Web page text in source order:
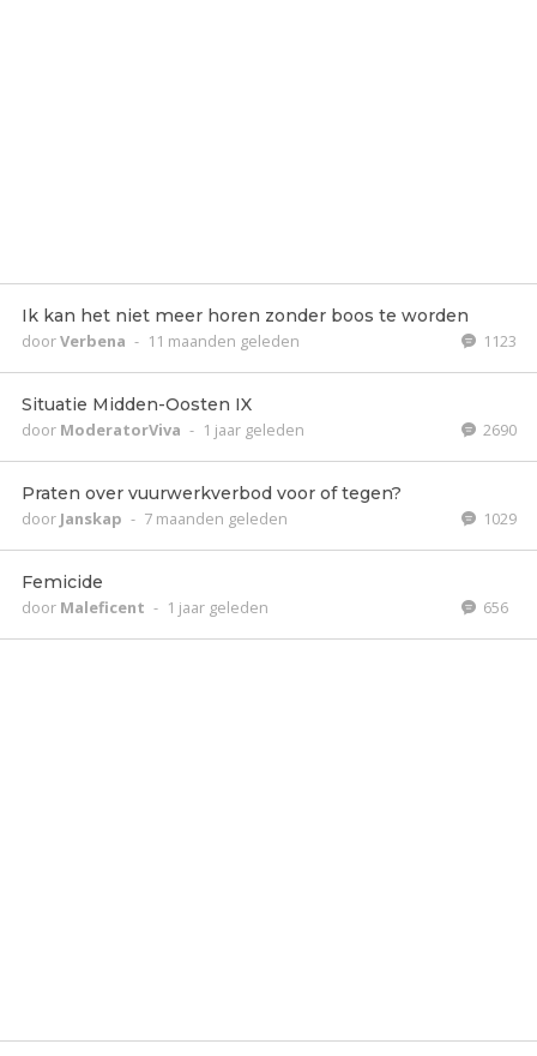
Ik kan het niet meer horen zonder boos te worden
doorVerbena - 11 maanden geleden 1123
Situatie Midden-Oosten IX
door ModeratorViva - 1 jaar geleden 2690
Praten over vuurwerkverbod voor of tegen?
door Janskap - 7 maanden geleden 1029
Femicide
door Maleficent - 1 jaar geleden 656